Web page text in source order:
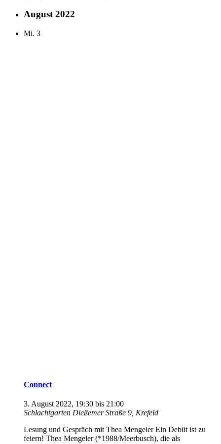
August 2022
Mi. 3
Connect
3. August 2022, 19:30 bis 21:00
Schlachtgarten Dießemer Straße 9, Krefeld
Lesung und Gespräch mit Thea Mengeler Ein Debüt ist zu
feiern! Thea Mengeler (*1988/Meerbusch), die als